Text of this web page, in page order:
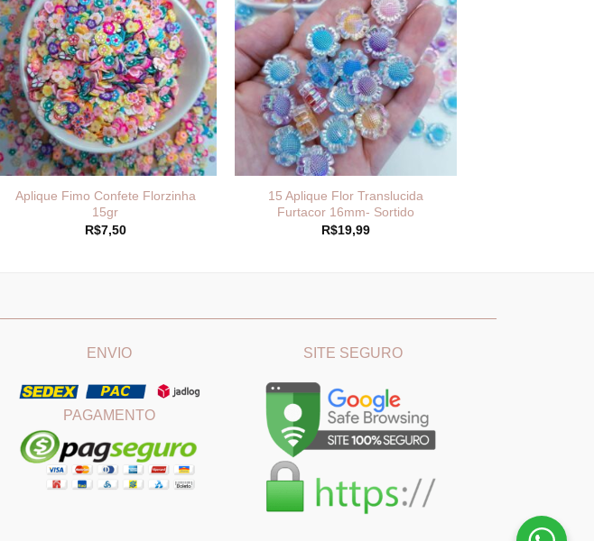
Aplique Fimo Confete Florzinha
15gr
R$7,50
15 Aplique Flor Translucida
Furtacor 16mm- Sortido
R$19,99
ENVIO
PAGAMENTO
SITE SEGURO